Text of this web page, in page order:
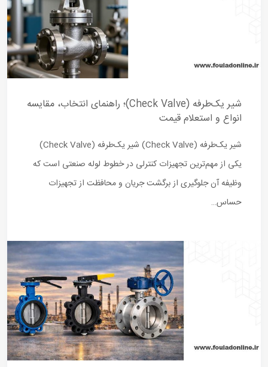
شیر یک‌طرفه (Check Valve)؛ راهنمای انتخاب، مقایسه
انواع و استعلام قیمت
شیر یک‌طرفه (Check Valve) شیر یک‌طرفه (Check Valve)
یکی از مهم‌ترین تجهیزات کنترلی در خطوط لوله صنعتی است که
وظیفه آن جلوگیری از برگشت جریان و محافظت از تجهیزات
حساس…